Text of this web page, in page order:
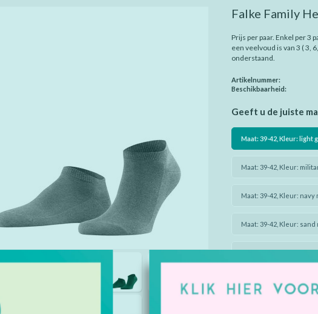
Falke Family
Prijs per paar. Enkel per 3
een veelvoud is van 3 ( 3,
onderstaand.
Artikelnummer:
Beschikbaarheid:
Geeft u de juiste
Maat: 39-42, Kleur: light
Maat: 39-42, Kleur:
Maat: 39-42, Kleur: navy
Maat: 39-42, Kleur: sand
Maat: 39-42, Kleur: black
Maat: 43-46, Kleur:
Maat: 43-46, Kleur: navy